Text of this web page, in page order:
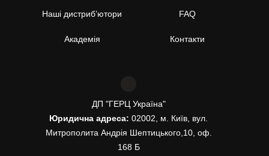
Наші дистриб’ютори
Академія
FAQ
Контакти
ДП "ГЕРЦ Україна"
Юридична адреса: 02002, м. Київ, вул.
Митрополита Андрія Шептицького,10, оф.
168 Б